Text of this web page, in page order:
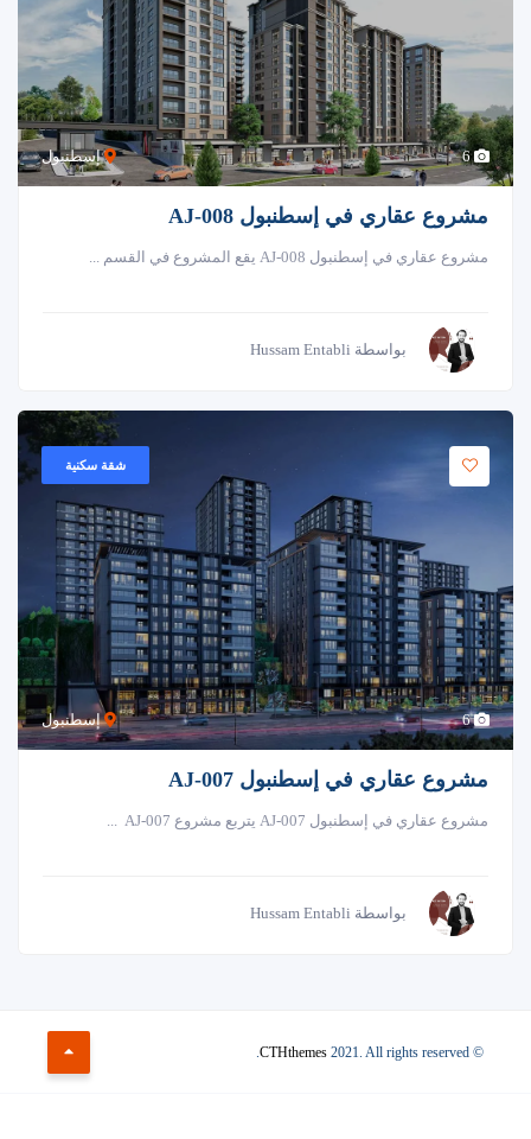
إسطنبول 6
مشروع عقاري في إسطنبول AJ-008
مشروع عقاري في إسطنبول AJ-008 يقع المشروع في القسم ...
بواسطة Hussam Entabli
إسطنبول
شقة سكنية
6
مشروع عقاري في إسطنبول AJ-007
مشروع عقاري في إسطنبول AJ-007 يتربع مشروع AJ-007 ...
بواسطة Hussam Entabli
©
CTHthemes 2021. All rights reserved.